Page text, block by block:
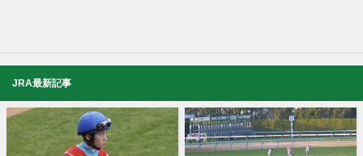
JRA最新記事